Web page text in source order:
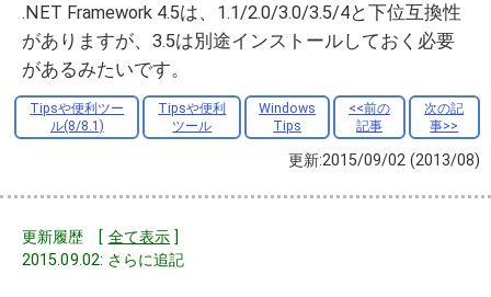
.NET Framework 4.5は、1.1/2.0/3.0/3.5/4と下位互換性
がありますが、3.5は別途インストールしておく必要
があるみたいです。
Tipsや便利ツー
ル(8/8.1)
Tipsや便利
ツール
Windows
Tips
<<前の
記事
次の記
事>>
更新:2015/09/02 (2013/08)
更新履歴 [ 全て表示]
2015.09.02: さらに追記